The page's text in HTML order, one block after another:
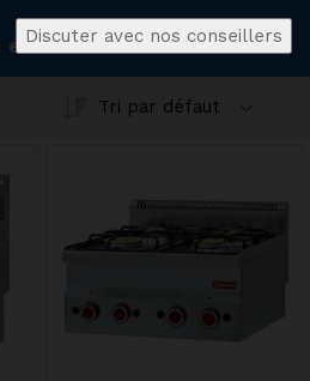
Plan de cuisson et réchaud
Tri par défaut
Discuter avec nos conseillers